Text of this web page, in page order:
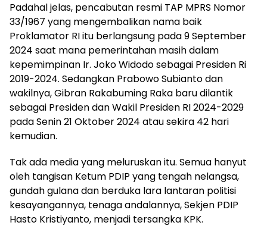
Padahal jelas, pencabutan resmi TAP MPRS Nomor
33/1967 yang mengembalikan nama baik
Proklamator RI itu berlangsung pada 9 September
2024 saat mana pemerintahan masih dalam
kepemimpinan Ir. Joko Widodo sebagai Presiden Ri
2019-2024. Sedangkan Prabowo Subianto dan
wakilnya, Gibran Rakabuming Raka baru dilantik
sebagai Presiden dan Wakil Presiden RI 2024-2029
pada Senin 21 Oktober 2024 atau sekira 42 hari
kemudian.
Tak ada media yang meluruskan itu. Semua hanyut
oleh tangisan Ketum PDIP yang tengah nelangsa,
gundah gulana dan berduka lara lantaran politisi
kesayangannya, tenaga andalannya, Sekjen PDIP
Hasto Kristiyanto, menjadi tersangka KPK.